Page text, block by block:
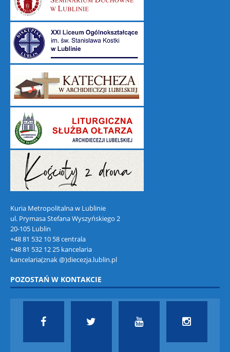
Kuria Metropolitalna w Lublinie
ul. Prymasa Stefana Wyszyńskiego 2
20-105 Lublin
+48 81 532 10 58 centrala
+48 81 532 12 25 kancelaria
kancelaria(znak @)diecezja.lublin.pl
POZOSTAŃ W KONTAKCIE